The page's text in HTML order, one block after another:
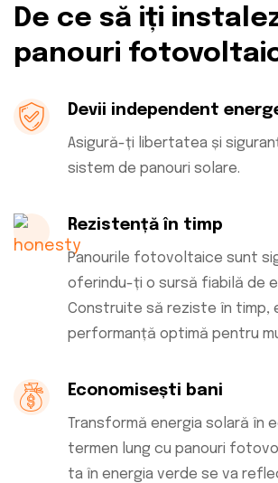
De ce să iți
panouri
Devii independent
Asigură-ți libertatea și
sistem de panouri solare.
Rezistență în timp
Panourile fotovoltaice sunt
oferindu-ți o sursă fiabilă de
Construite să reziste în timp,
performanță optimă pentru
Economisești bani
Transformă energia solară în
termen lung cu panouri
ta în energia verde se va